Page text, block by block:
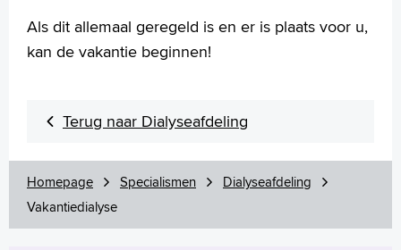
Als dit allemaal geregeld is en er is plaats voor u,
kan de vakantie beginnen!
Terug naar Dialyseafdeling
Homepage Specialismen
Dialyseafdeling
Vakantiedialyse